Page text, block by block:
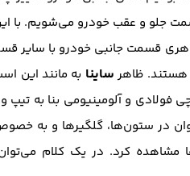
جلو و عقب خودرو می‌شویم. با
قسمت‌ جانبی خودرو با
هستند. ظاهرساینا به مانند این
در ستون‌ها، گلگیر‌ها و به
مشاهده کرد. در یک کلام